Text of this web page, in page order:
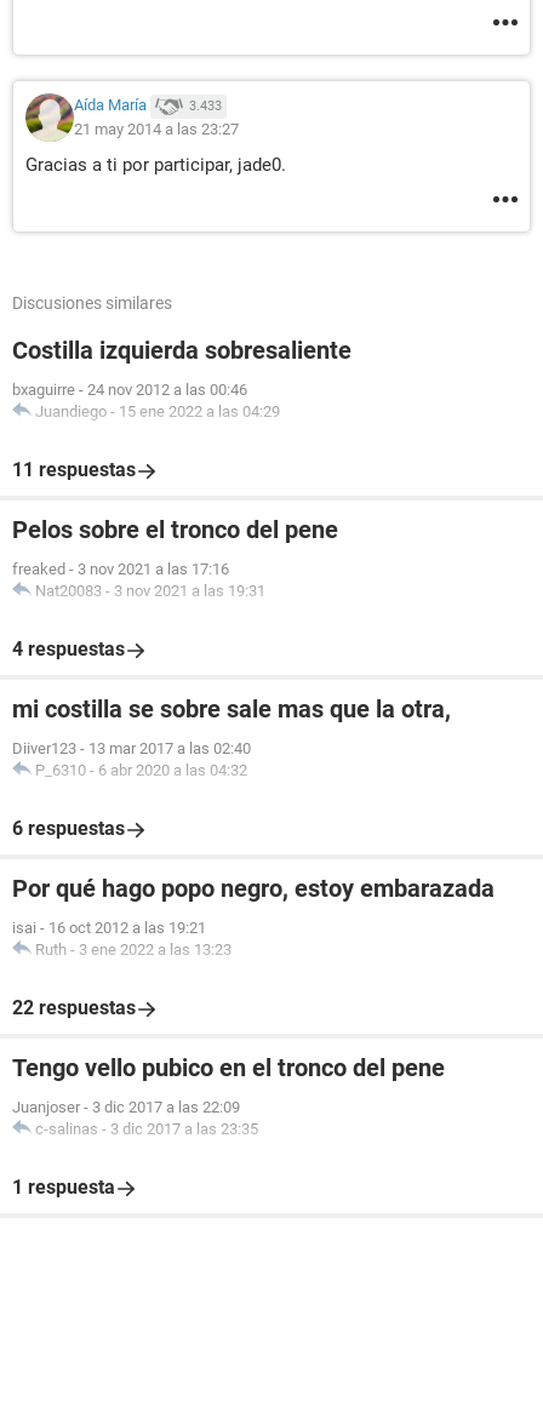
Aída María 3.433
21 may 2014 a las 23:27
Gracias a ti por participar, jade0.
Discusiones similares
Costilla izquierda sobresaliente
bxaguirre - 24 nov 2012 a las 00:46
Juandiego - 15 ene 2022 a las 04:29
11 respuestas
Pelos sobre el tronco del pene
freaked - 3 nov 2021 a las 17:16
Nat20083 - 3 nov 2021 a las 19:31
4 respuestas
mi costilla se sobre sale mas que la otra,
Diiver123 - 13 mar 2017 a las 02:40
P_6310 - 6 abr 2020 a las 04:32
6 respuestas
Por qué hago popo negro, estoy embarazada
isai - 16 oct 2012 a las 19:21
Ruth - 3 ene 2022 a las 13:23
22 respuestas
Tengo vello pubico en el tronco del pene
Juanjoser - 3 dic 2017 a las 22:09
c-salinas - 3 dic 2017 a las 23:35
1 respuesta